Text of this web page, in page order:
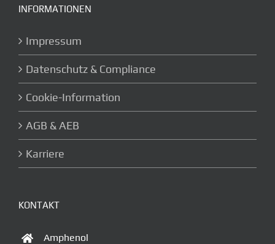
INFORMATIONEN
Impressum
Datenschutz & Compliance
Cookie-Information
AGB & AEB
Karriere
KONTAKT
Amphenol